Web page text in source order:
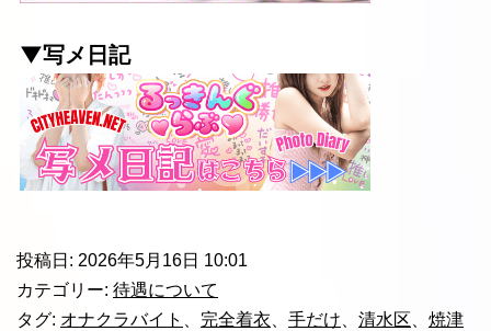
▼写メ日記
投稿日: 2026年5月16日 10:01
カテゴリー: 待遇について
タグ: オナクラバイト 完全着衣 手だけ 清水区
焼津